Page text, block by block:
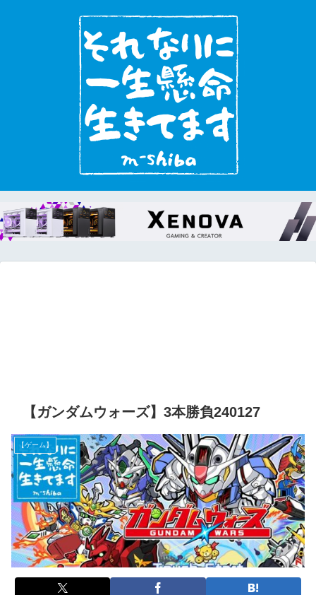
【ガンダムウォーズ】3本勝負240127
【ゲーム】